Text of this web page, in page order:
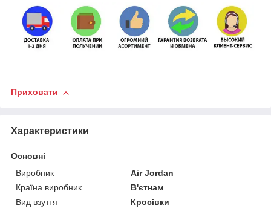
Приховати
Характеристики
Основні
Виробник
Air Jordan
Країна виробник
В'єтнам
Вид взуття
Кросівки